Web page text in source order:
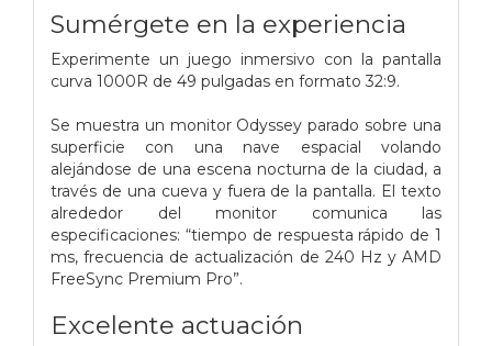
Sumérgete en la experiencia
Experimente un juego inmersivo con la pantalla
curva 1000R de 49 pulgadas en formato 32:9.
Se muestra un monitor Odyssey parado sobre una
superficie con una nave espacial volando
alejándose de una escena nocturna de la ciudad, a
través de una cueva y fuera de la pantalla. El texto
alrededor del monitor comunica las
especificaciones: “tiempo de respuesta rápido de 1
ms, frecuencia de actualización de 240 Hz y AMD
FreeSync Premium Pro”.
Excelente actuación